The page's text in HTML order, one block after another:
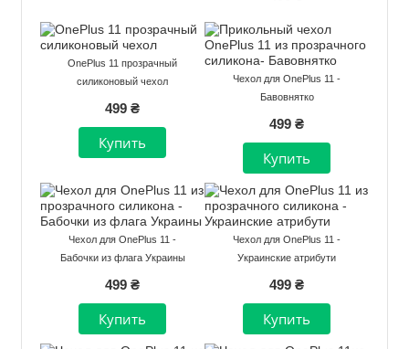
OnePlus 11 прозрачный
силиконовый чехол
499 ₴
Чехол для OnePlus 11 -
Бавовнятко
499 ₴
Чехол для OnePlus 11 -
Бабочки из флага Украины
499 ₴
Чехол для OnePlus 11 -
Украинские атрибути
499 ₴